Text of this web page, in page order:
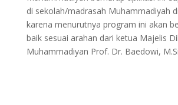
di sekolah/madrasah Muhammadiyah
karena menurutnya program ini akan
baik sesuai arahan dari ketua Majelis
Muhammadiyan Prof. Dr. Baedowi, M.Si